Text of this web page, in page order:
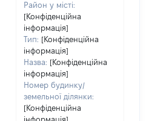
Район у місті:
[Конфіденційна
інформація]
Тип: [Конфіденційна
інформація]
Назва: [Конфіденційна
інформація]
Номер будинку/
земельної ділянки:
[Конфіденційна
інформація]